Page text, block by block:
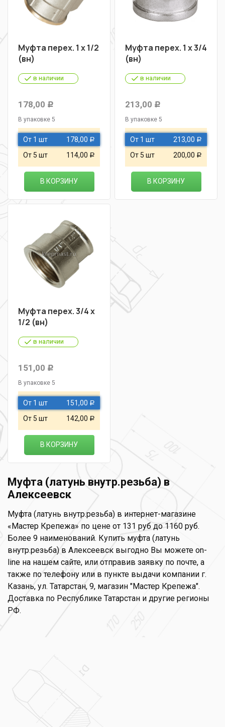
Муфта перех. 1 х 1/2
(вн)
в наличии
178,00 Р
В упаковке 5
От 1 шт 178,00 Р
От 5 шт 114,00 Р
В КОРЗИНУ
Муфта перех. 1 х 3/4
(вн)
в наличии
213,00 Р
В упаковке 5
От 1 шт 213,00 Р
От 5 шт 200,00 Р
В КОРЗИНУ
Муфта перех. 3/4 х
1/2 (вн)
в наличии
151,00 Р
В упаковке 5
От 1 шт 151,00 Р
От 5 шт 142,00 Р
В КОРЗИНУ
Муфта (латунь внутр.резьба) в
Алексеевск
Муфта (латунь внутр.резьба) в интернет-магазине
«Мастер Крепежа» по цене от 131 руб до 1160 руб.
Более 9 наименований. Купить муфта (латунь
внутр.резьба) в Алексеевск выгодно Вы можете on-
line на нашем сайте, или отправив заявку по почте, а
также по телефону или в пункте выдачи компании г.
Казань, ул. Татарстан, 9, магазин "Мастер Крепежа".
Доставка по Республике Татарстан и другие регионы
РФ.